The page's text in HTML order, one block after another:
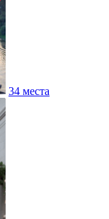
34 места